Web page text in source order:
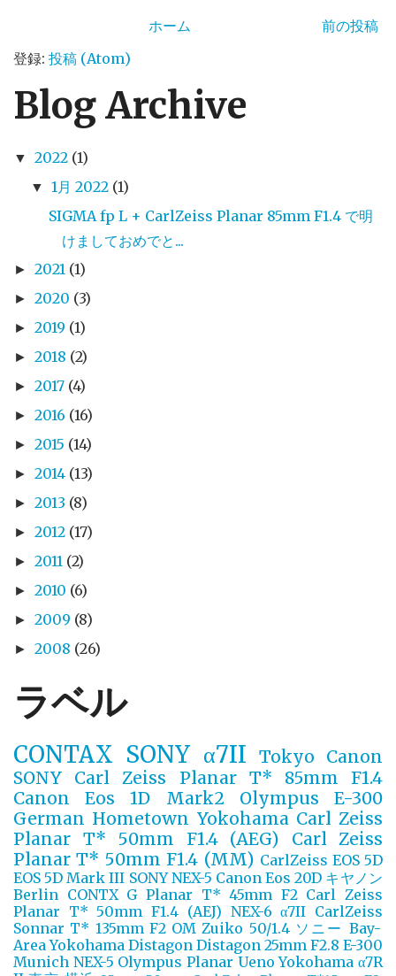
前の投稿
ホーム
登録: 投稿 (Atom)
Blog Archive
▼ 2022 (1)
▼ 1月 2022 (1)
SIGMA fp L + CarlZeiss Planar 85mm F1.4 で明
けましておめでと...
► 2021 (1)
► 2020 (3)
► 2019 (1)
► 2018 (2)
► 2017 (4)
► 2016 (16)
► 2015 (14)
► 2014 (13)
► 2013 (8)
► 2012 (17)
► 2011 (2)
► 2010 (6)
► 2009 (8)
► 2008 (26)
ラベル
CONTAX SONY α7II Tokyo
Canon
SONY
Carl Zeiss Planar T* 85mm F1.4
Canon Eos 1D Mark2
Olympus E-300
German Hometown Yokohama Carl Zeiss
Planar T* 50mm F1.4 (AEG)
Carl Zeiss
Planar T* 50mm F1.4 (MM) CarlZeiss EOS 5D
EOS 5D Mark III SONY NEX-5 Canon Eos 20D キヤノン
Berlin CONTX G Planar T* 45mm F2 Carl Zeiss
Planar T* 50mm F1.4 (AEJ) NEX-6 α7II CarlZeiss
Sonnar T* 135mm F2 OM Zuiko 50/1.4 ソニー Bay-
Area Yokohama Distagon Distagon 25mm F2.8 E-300
Munich NEX-5 Olympus Planar Ueno Yokohama α7R